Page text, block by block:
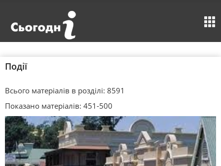
Події
Всього матеріалів в розділі: 8591
Показано матеріалів: 451-500